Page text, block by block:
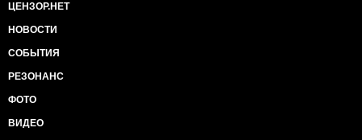
ЦЕНЗОР.НЕТ
НОВОСТИ
СОБЫТИЯ
РЕЗОНАНС
ФОТО
ВИДЕО